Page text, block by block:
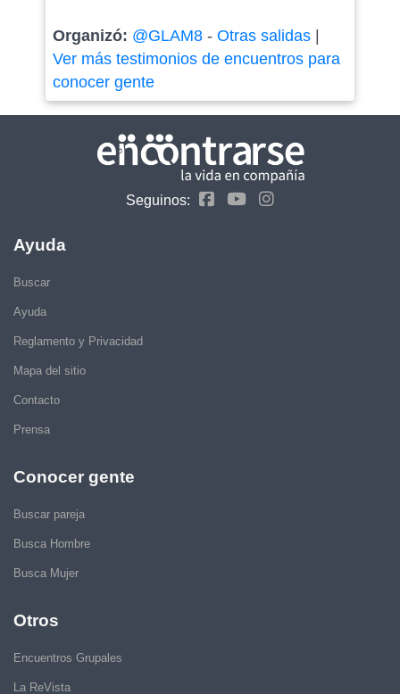
Organizó: @GLAM8- Otras salidas|
Ver más testimonios de encuentros para
conocer gente
Seguinos:
Ayuda
Buscar
Ayuda
Reglamento y Privacidad
Mapa del sitio
Contacto
Prensa
Conocer gente
Buscar pareja
Busca Hombre
Busca Mujer
Otros
Encuentros Grupales
La ReVista